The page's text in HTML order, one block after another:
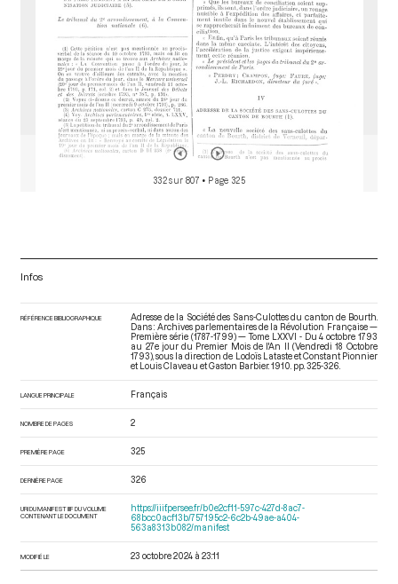
332 sur 807 • Page 325
Infos
RÉFÉRENCE BIBLIOGRAPHIQUE
Adresse de la Société des Sans-Culottes du canton de Bourth.
Dans : Archives parlementaires de la Révolution Française —
Première série (1787-1799) — Tome LXXVI - Du 4 octobre 1793
au 27e jour du Premier Mois de l'An II (Vendredi 18 Octobre
1793) , sous la direction de Lodoïs Lataste et Constant Pionnier
et Louis Claveau et Gaston Barbier. 1910. pp. 325-326.
LANGUE PRINCIPALE Français
NOMBRE DE PAGES 2
PREMIÈRE PAGE 325
DERNIÈRE PAGE 326
URI DU MANIFEST IIIF DU VOLUME
CONTENANT LE DOCUMENT
https://iiif.persee.fr/b0e2cf11-597c-427d-8ac7-
68bcc0acf13b/757195c2-6c2b-49ae-a404-
563a8313b082/manifest
MODIFIÉ LE 23 octobre 2024 à 23:11